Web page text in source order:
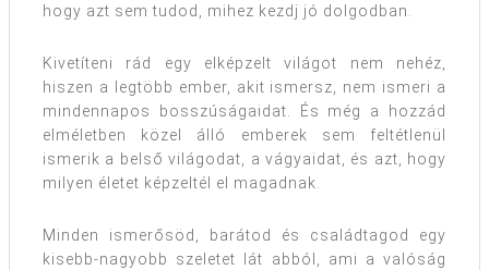
hogy azt sem tudod, mihez kezdj jó dolgodban.
Kivetíteni rád egy elképzelt világot nem nehéz,
hiszen a legtöbb ember, akit ismersz, nem ismeri a
mindennapos bosszúságaidat. És még a hozzád
elméletben közel álló emberek sem feltétlenül
ismerik a belső világodat, a vágyaidat, és azt, hogy
milyen életet képzeltél el magadnak.
Minden ismerősöd, barátod és családtagod egy
kisebb-nagyobb szeletet lát abból, ami a valóság